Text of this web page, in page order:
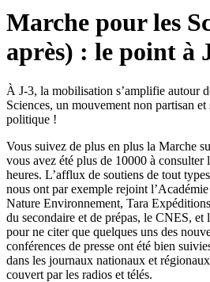
Marche pour les
après) : le point à
À J-3, la mobilisation s’amplifie autour
Sciences, un mouvement non partisan
politique !
Vous suivez de plus en plus la Marche
vous avez été plus de 10000 à consulter
heures. L’afflux de soutiens de tout
nous ont par exemple rejoint
Nature Environnement, Tara
du secondaire et de prépas, le CNES, et
pour ne citer que quelques uns des
conférences de presse ont été bien
dans les journaux nationaux et
couvert par les radios et télés.